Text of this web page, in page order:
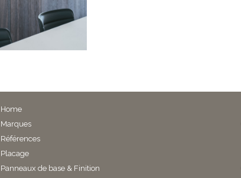
Home
Marques
Références
Placage
Panneaux de base & Finition